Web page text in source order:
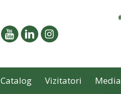
Catalog Vizitatori Media